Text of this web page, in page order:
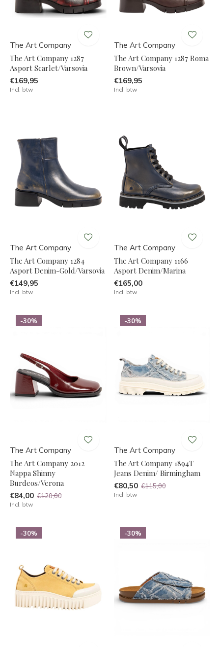
The Art Company
The Art Company 1287
Asport Scarlet/Varsovia
€169,95
Incl. btw
The Art Company
The Art Company 1287 Roma
Brown/Varsovia
€169,95
Incl. btw
The Art Company
The Art Company 1284
Asport Denim-Gold/Varsovia
€149,95
Incl. btw
The Art Company
The Art Company 1166
Asport Denim/Marina
€165,00
Incl. btw
-30%
The Art Company
The Art Company 2012
Nappa Shinny
Burdeos/Verona
€84,00 €120,00
Incl. btw
-30%
The Art Company
The Art Company 1894T
Jeans Denim/ Birmingham
€80,50 €115,00
Incl. btw
-30% -30%